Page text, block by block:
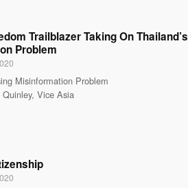
Trailblazer Taking On Thailand’s
Problem
Misinformation Problem
Vice Asia